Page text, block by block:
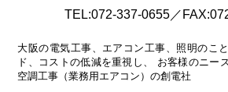
TEL:072-337-0655／
大阪の電気工事、エアコン工事、照明のこ
ド、コストの低減を重視し、
お客様のニー
空調工事（業務用エアコン）の創電社